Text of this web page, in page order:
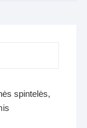
spintelės,